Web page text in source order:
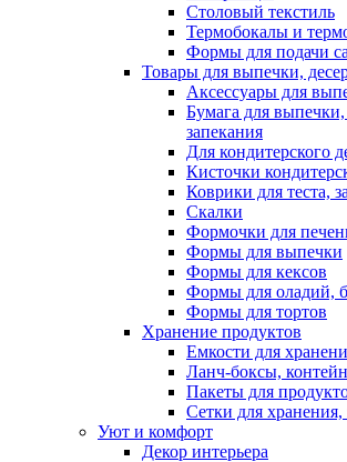
Столовый текстиль
Термобокалы и
Формы для подачи
Товары для выпечки,
Аксессуары для
Бумага для
запекания
Для кондитерского
Кисточки
Коврики для теста,
Скалки
Формочки для
Формы для выпечки
Формы для кексов
Формы для оладий,
Формы для тортов
Хранение продуктов
Емкости для
Ланч-боксы,
Пакеты для
Сетки для хранения,
Уют и комфорт
Декор интерьера